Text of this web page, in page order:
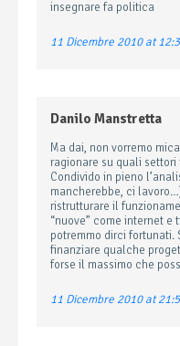
insegnare fa politica
11 Dicembre 2010 at
Danilo Manstretta
Ma dai, non vorremo
ragionare su quali
Condivido in pieno
mancherebbe, ci
ristrutturare il
“nuove” come internet
potremmo dirci fortunati.
finanziare qualche
forse il massimo che
11 Dicembre 2010 at